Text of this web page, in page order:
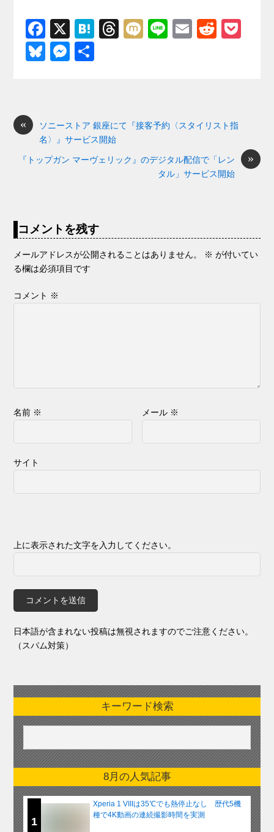
F
a
c
o
o
k
X
H
T
s
M
Li
E
R
Bl
y
M
n
g
er
«
ソニーストア 銀座にて『接客予約〈スタイリスト指
名〉』サービス開始
»
『トップガン マーヴェリック』のデジタル配信で「レン
タル」サービス開始
コメントを残す
メールアドレスが公開されることはありません。 ※ が付いてい
る欄は必須項目です
コメント ※
名前 ※ メール ※
サイト
上に表示された文字を入力してください。
日本語が含まれない投稿は無視されますのでご注意ください。
（スパム対策）
キーワード検索
8月の人気記事
1
Xperia 1 VIIIは35℃でも熱停止なし 歴代5機
種で4K動画の連続撮影時間を実測